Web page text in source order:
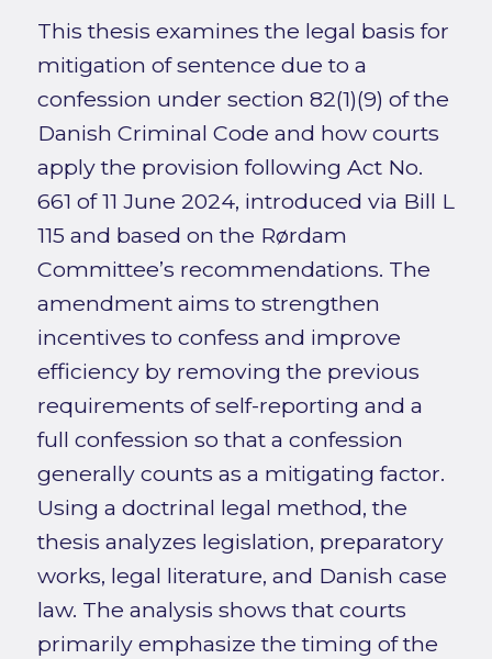
This thesis examines the legal basis for
mitigation of sentence due to a
confession under section 82(1)(9) of the
Danish Criminal Code and how courts
apply the provision following Act No.
661 of 11 June 2024, introduced via Bill L
115 and based on the Rørdam
Committee’s recommendations. The
amendment aims to strengthen
incentives to confess and improve
efficiency by removing the previous
requirements of self-reporting and a
full confession so that a confession
generally counts as a mitigating factor.
Using a doctrinal legal method, the
thesis analyzes legislation, preparatory
works, legal literature, and Danish case
law. The analysis shows that courts
primarily emphasize the timing of the